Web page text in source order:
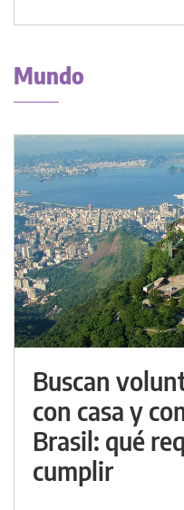
Mundo
Buscan
con casa y
Brasil: qué
cumplir